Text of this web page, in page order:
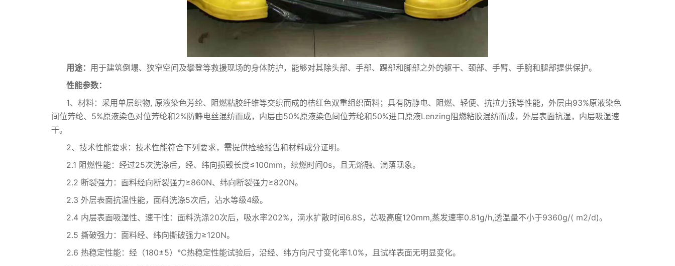
用途： 用于建筑倒塌、狭窄空间及攀登等救援现场的身体防护，能够对其除头部、手部、踝部和脚部之外的躯干、颈部、手臂、手腕和腿部提供保护。
性能参数：
1、材料：采用单层织物, 原液染色芳纶、阻燃粘胶纤维等交织而成的桔红色双重组织面料；具有防静电、阻燃、轻便、抗拉力强等性能，外层由93%原液染色
间位芳纶、5%原液染色对位芳纶和2%防静电丝混纺而成，内层由50%原液染色间位芳纶和50%进口原液Lenzing阻燃粘胶混纺而成，外层表面抗湿，内层吸湿速
干。
2、技术性能要求：技术性能符合下列要求，需提供检验报告和材料成分证明。
2.1 阻燃性能：经过25次洗涤后，经、纬向损毁长度≤100mm，续燃时间0s，且无熔融、滴落现象。
2.2 断裂强力：面料经向断裂强力≥860N、纬向断裂强力≥820N。
2.3 外层表面抗温性能，面料洗涤5次后，沾水等级4级。
2.4 内层表面吸湿性、速干性：面料洗涤20次后，吸水率202%，滴水扩散时间6.8S，芯吸高度120mm,蒸发速率0.81g/h,透温量不小于9360g/( m2/d)。
2.5 撕破强力：面料经、纬向撕破强力≥120N。
2.6 热稳定性能：经（180±5）℃热稳定性能试验后，沿经、纬方向尺寸变化率1.0%，且试样表面无明显变化。